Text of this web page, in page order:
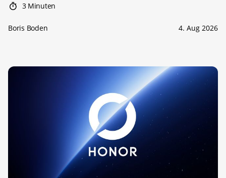
3 Minuten
Boris Boden 4. Aug 2026